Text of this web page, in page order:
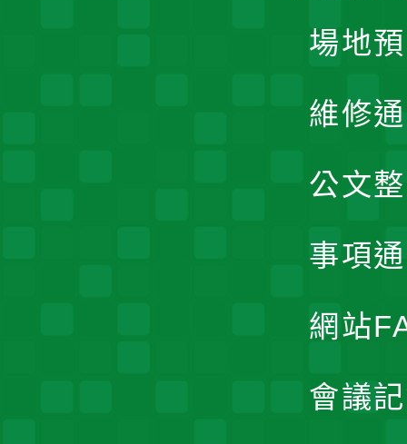
場地
維修
公文
事項
網站
會議